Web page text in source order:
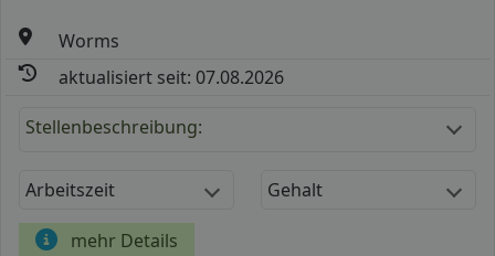
Worms
aktualisiert seit: 07.08.2026
Stellenbeschreibung:
Arbeitszeit Gehalt
mehr Details